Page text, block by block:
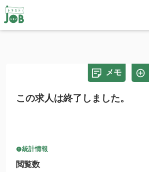
メモ
この求人は終了しました。
統計情報
閲覧数